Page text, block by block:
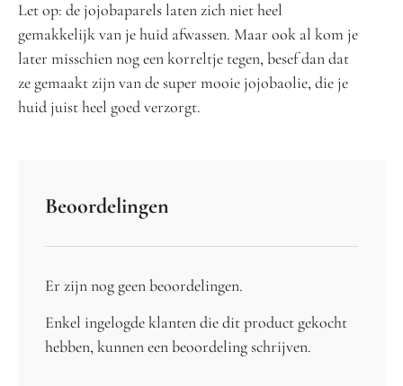
Let op: de jojobaparels laten zich niet heel
gemakkelijk van je huid afwassen. Maar ook al kom je
later misschien nog een korreltje tegen, besef dan dat
ze gemaakt zijn van de super mooie jojobaolie, die je
huid juist heel goed verzorgt.
Beoordelingen
Er zijn nog geen beoordelingen.
Enkel ingelogde klanten die dit product gekocht
hebben, kunnen een beoordeling schrijven.